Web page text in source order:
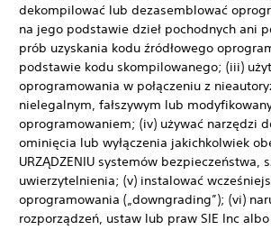
dekompilować lub dezasemblować
na jego podstawie dzieł pochodnych ani
prób uzyskania kodu źródłowego
podstawie kodu skompilowanego; (iii)
oprogramowania w połączeniu z
nielegalnym, fałszywym lub
oprogramowaniem; (iv) używać narzędzi
ominięcia lub wyłączenia jakichkolwiek
URZĄDZENIU systemów bezpieczeństwa,
uwierzytelnienia; (v) instalować
oprogramowania („downgrading”); (vi)
rozporządzeń, ustaw lub praw SIE Inc